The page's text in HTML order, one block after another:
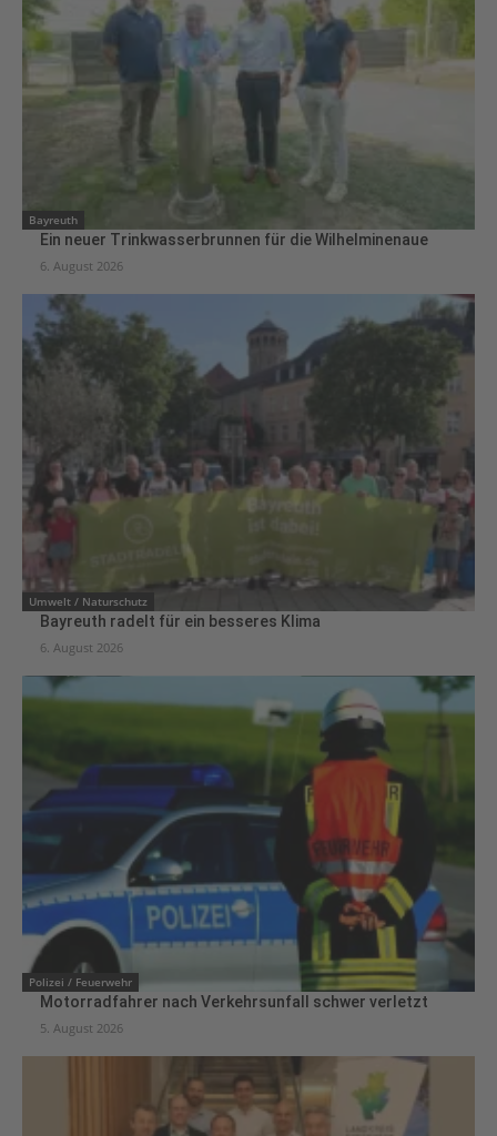
Bayreuth
Ein neuer Trinkwasserbrunnen für die Wilhelminenaue
6. August 2026
Umwelt / Naturschutz
Bayreuth radelt für ein besseres Klima
6. August 2026
Polizei / Feuerwehr
Motorradfahrer nach Verkehrsunfall schwer verletzt
5. August 2026